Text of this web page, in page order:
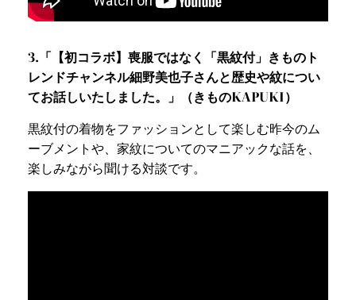
3.「【初コラボ】喪服ではなく「黒紋付」きものト
レンドチャンネル細野美也子さんと歴史や紋につい
てお話しいたしました。」（きものKAPUKI）
黒紋付の着物をファッションとして楽しむ昨今のム
ーブメントや、家紋についてのマニアックな話を、
楽しみながら聞ける対談です。